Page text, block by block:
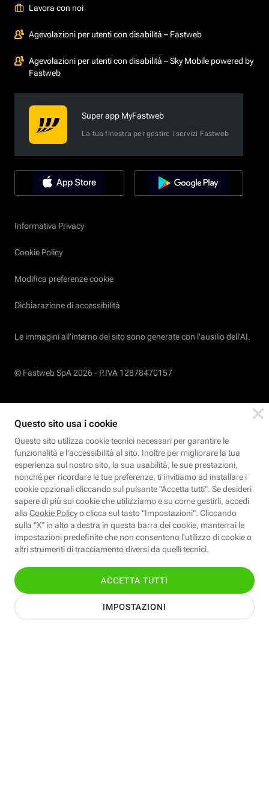
Lavora con noi
Agevolazioni per utenti con disabilità – Fastweb
Agevolazioni per utenti con disabilità – Sky Mobile powered by
Fastweb
Super app MyFastweb
La tua finestra per gestire i servizi Fastweb
Informativa Privacy
Cookie Policy
Modifica preferenze cookie
Dichiarazione di accessibilità
Le immagini all’interno del sito sono generate con l'ausilio dell'AI.
© Fastweb SpA 2026 - P.IVA 12878470157